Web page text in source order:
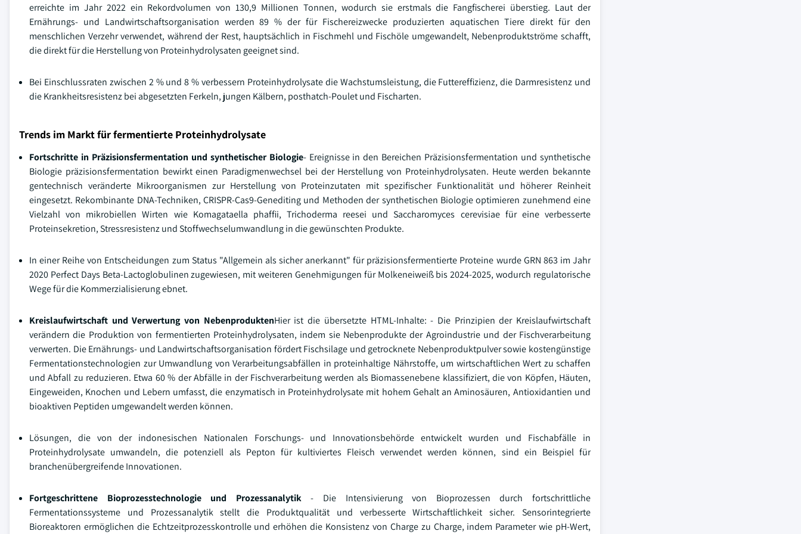
erreichte im Jahr 2022 ein Rekordvolumen von 130,9 Millionen Tonnen, wodurch sie erstmals die Fangfischerei überstieg. Laut der
Ernährungs- und Landwirtschaftsorganisation werden 89 % der für Fischereizwecke produzierten aquatischen Tiere direkt für den
menschlichen Verzehr verwendet, während der Rest, hauptsächlich in Fischmehl und Fischöle umgewandelt, Nebenproduktströme schafft,
die direkt für die Herstellung von Proteinhydrolysaten geeignet sind.
Bei Einschlussraten zwischen 2 % und 8 % verbessern Proteinhydrolysate die Wachstumsleistung, die Futtereffizienz, die Darmresistenz und
die Krankheitsresistenz bei abgesetzten Ferkeln, jungen Kälbern, posthatch-Poulet und Fischarten.
Trends im Markt für fermentierte Proteinhydrolysate
Fortschritte in Präzisionsfermentation und synthetischer Biologie- Ereignisse in den Bereichen Präzisionsfermentation und synthetische
Biologie präzisionsfermentation bewirkt einen Paradigmenwechsel bei der Herstellung von Proteinhydrolysaten. Heute werden bekannte
gentechnisch veränderte Mikroorganismen zur Herstellung von Proteinzutaten mit spezifischer Funktionalität und höherer Reinheit
eingesetzt. Rekombinante DNA-Techniken, CRISPR-Cas9-Genediting und Methoden der synthetischen Biologie optimieren zunehmend eine
Vielzahl von mikrobiellen Wirten wie Komagataella phaffii, Trichoderma reesei und Saccharomyces cerevisiae für eine verbesserte
Proteinsekretion, Stressresistenz und Stoffwechselumwandlung in die gewünschten Produkte.
In einer Reihe von Entscheidungen zum Status "Allgemein als sicher anerkannt" für präzisionsfermentierte Proteine wurde GRN 863 im Jahr
2020 Perfect Days Beta-Lactoglobulinen zugewiesen, mit weiteren Genehmigungen für Molkeneiweiß bis 2024-2025, wodurch regulatorische
Wege für die Kommerzialisierung ebnet.
Kreislaufwirtschaft und Verwertung von NebenproduktenHier ist die übersetzte HTML-Inhalte: - Die Prinzipien der Kreislaufwirtschaft
verändern die Produktion von fermentierten Proteinhydrolysaten, indem sie Nebenprodukte der Agroindustrie und der Fischverarbeitung
verwerten. Die Ernährungs- und Landwirtschaftsorganisation fördert Fischsilage und getrocknete Nebenproduktpulver sowie kostengünstige
Fermentationstechnologien zur Umwandlung von Verarbeitungsabfällen in proteinhaltige Nährstoffe, um wirtschaftlichen Wert zu schaffen
und Abfall zu reduzieren. Etwa 60 % der Abfälle in der Fischverarbeitung werden als Biomassenebene klassifiziert, die von Köpfen, Häuten,
Eingeweiden, Knochen und Lebern umfasst, die enzymatisch in Proteinhydrolysate mit hohem Gehalt an Aminosäuren, Antioxidantien und
bioaktiven Peptiden umgewandelt werden können.
Lösungen, die von der indonesischen Nationalen Forschungs- und Innovationsbehörde entwickelt wurden und Fischabfälle in
Proteinhydrolysate umwandeln, die potenziell als Pepton für kultiviertes Fleisch verwendet werden können, sind ein Beispiel für
branchenübergreifende Innovationen.
Fortgeschrittene Bioprozesstechnologie und Prozessanalytik- Die Intensivierung von Bioprozessen durch fortschrittliche
Fermentationssysteme und Prozessanalytik stellt die Produktqualität und verbesserte Wirtschaftlichkeit sicher. Sensorintegrierte
Bioreaktoren ermöglichen die Echtzeitprozesskontrolle und erhöhen die Konsistenz von Charge zu Charge, indem Parameter wie pH-Wert,